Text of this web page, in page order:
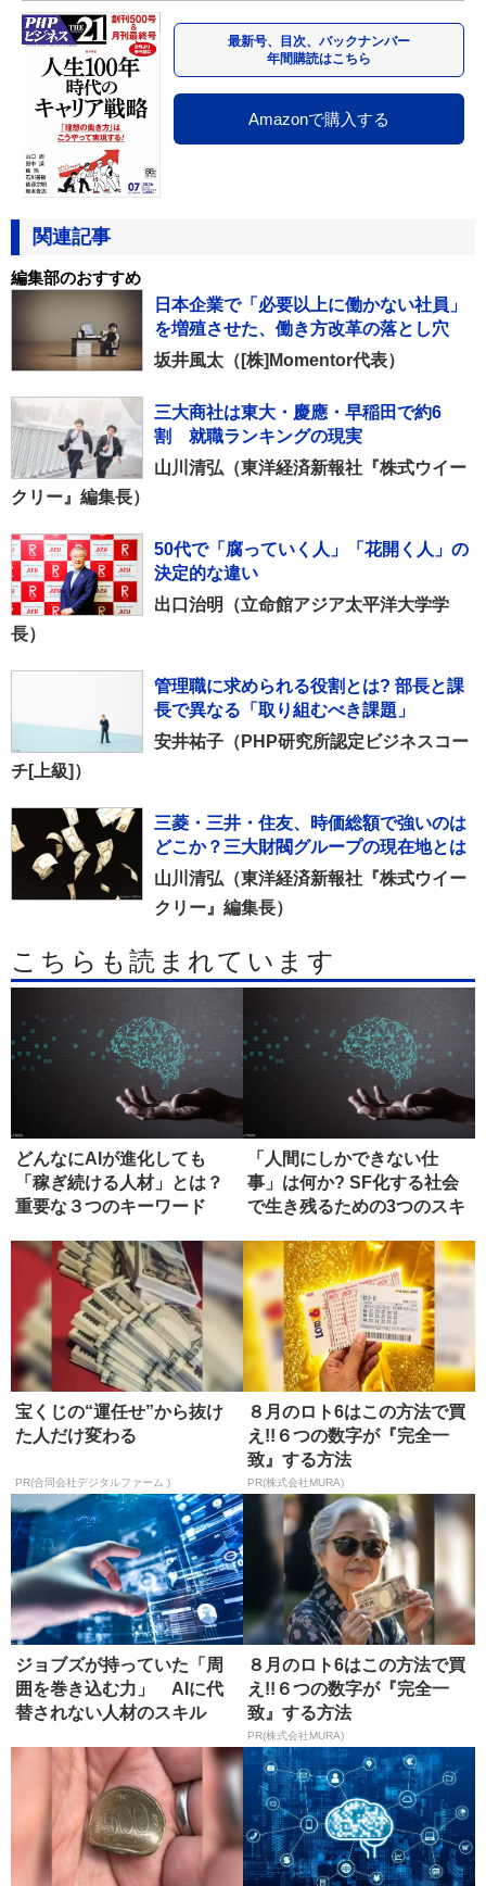
最新号、目次、バックナンバー
年間購読はこちら
Amazonで購入する
関連記事
編集部のおすすめ
日本企業で「必要以上に働かない社員」
を増殖させた、働き方改革の落とし穴
坂井風太（[株]Momentor代表）
三大商社は東大・慶應・早稲田で約6
割 就職ランキングの現実
山川清弘（東洋経済新報社『株式ウイー
クリー』編集長）
50代で「腐っていく人」「花開く人」の
決定的な違い
出口治明（立命館アジア太平洋大学学
長）
管理職に求められる役割とは? 部長と課
長で異なる「取り組むべき課題」
安井祐子（PHP研究所認定ビジネスコー
チ[上級]）
三菱・三井・住友、時価総額で強いのは
どこか？三大財閥グループの現在地とは
山川清弘（東洋経済新報社『株式ウイー
クリー』編集長）
こちらも読まれています
どんなにAIが進化しても
「稼ぎ続ける人材」とは？
重要な３つのキーワード
「人間にしかできない仕
事」は何か? SF化する社会
で生き残るための3つのスキ
宝くじの“運任せ”から抜け
た人だけ変わる
PR(合同会社デジタルファーム )
８月のロト6はこの方法で買
え!!６つの数字が『完全一
致』する方法
PR(株式会社MURA)
ジョブズが持っていた「周
囲を巻き込む力」 AIに代
替されない人材のスキル
８月のロト6はこの方法で買
え!!６つの数字が『完全一
致』する方法
PR(株式会社MURA)